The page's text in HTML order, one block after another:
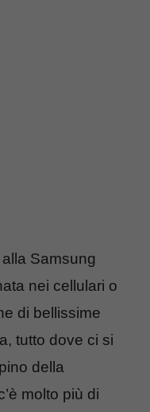
Samsung
nei cellulari o
di bellissime
tutto dove ci si
della
molto più di